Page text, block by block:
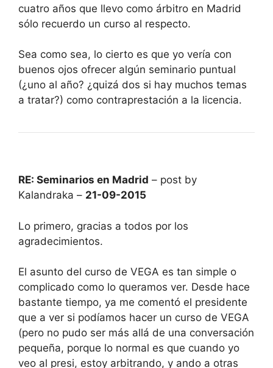
cuatro años que llevo como árbitro en Madrid
sólo recuerdo un curso al respecto.
Sea como sea, lo cierto es que yo vería con
buenos ojos ofrecer algún seminario puntual
(¿uno al año? ¿quizá dos si hay muchos temas
a tratar?) como contraprestación a la licencia.
RE: Seminarios en Madrid – post by
Kalandraka – 21-09-2015
Lo primero, gracias a todos por los
agradecimientos.
El asunto del curso de VEGA es tan simple o
complicado como lo queramos ver. Desde hace
bastante tiempo, ya me comentó el presidente
que a ver si podíamos hacer un curso de VEGA
(pero no pudo ser más allá de una conversación
pequeña, porque lo normal es que cuando yo
veo al presi, estoy arbitrando, y ando a otras